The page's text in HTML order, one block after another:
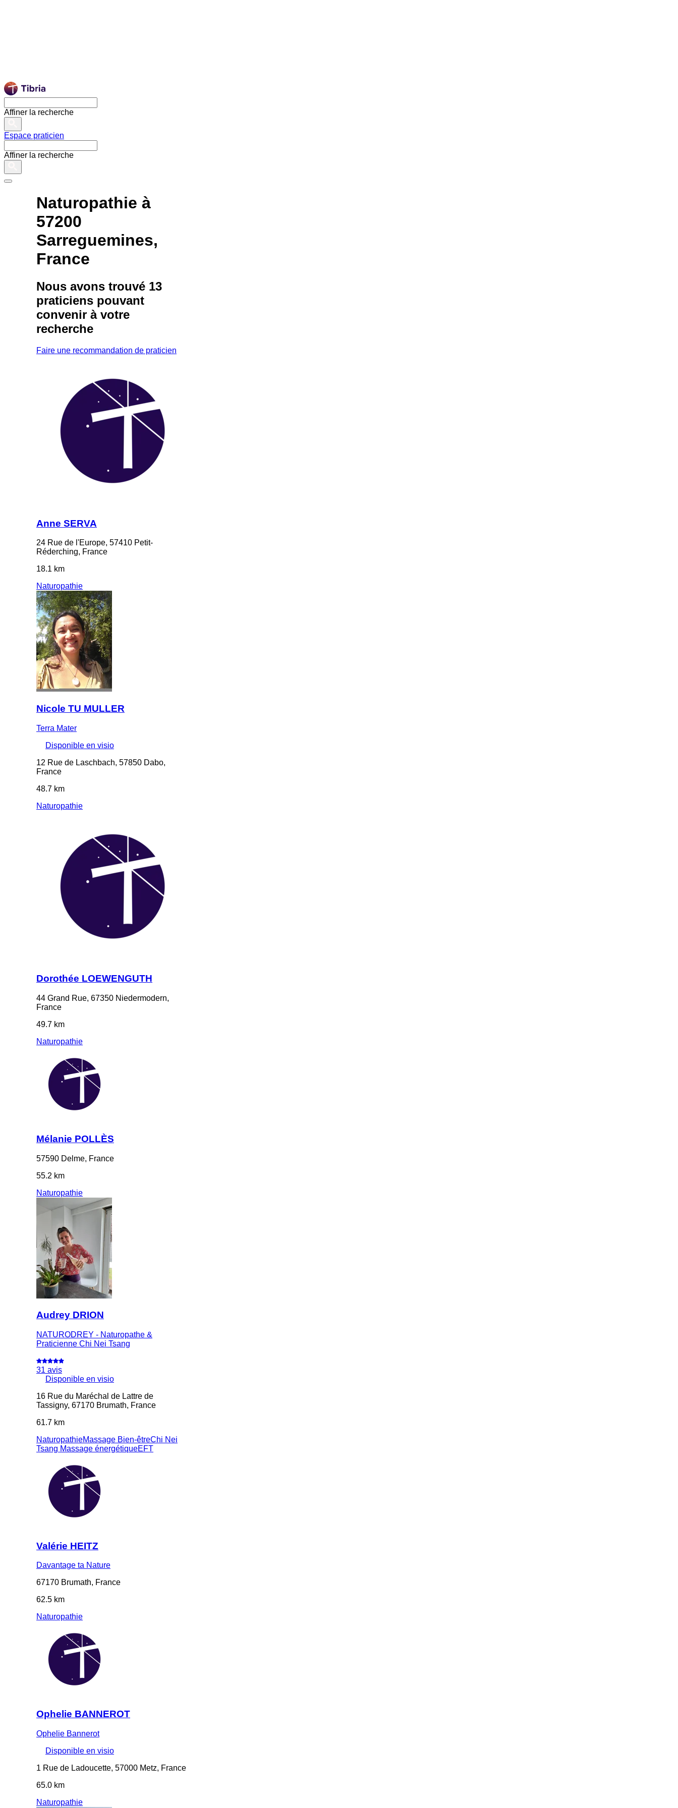
Affiner la recherche
Espace praticien
Affiner la recherche
Naturopathie à
57200
Sarreguemines,
France
Nous avons trouvé 13
praticiens pouvant
convenir à votre
recherche
Faire une recommandation de praticien
Anne SERVA
24 Rue de l'Europe, 57410 Petit-
Réderching, France
18.1 km
Naturopathie
Nicole TU MULLER
Terra Mater
Disponible en visio
12 Rue de Laschbach, 57850 Dabo,
France
48.7 km
Naturopathie
Dorothée LOEWENGUTH
44 Grand Rue, 67350 Niedermodern,
France
49.7 km
Naturopathie
Mélanie POLLÈS
57590 Delme, France
55.2 km
Naturopathie
Audrey DRION
NATURODREY - Naturopathe &
Praticienne Chi Nei Tsang
31 avis
Disponible en visio
16 Rue du Maréchal de Lattre de
Tassigny, 67170 Brumath, France
61.7 km
NaturopathieMassage Bien-êtreChi Nei
Tsang Massage énergétiqueEFT
Valérie HEITZ
Davantage ta Nature
67170 Brumath, France
62.5 km
Naturopathie
Ophelie BANNEROT
Ophelie Bannerot
Disponible en visio
1 Rue de Ladoucette, 57000 Metz, France
65.0 km
Naturopathie